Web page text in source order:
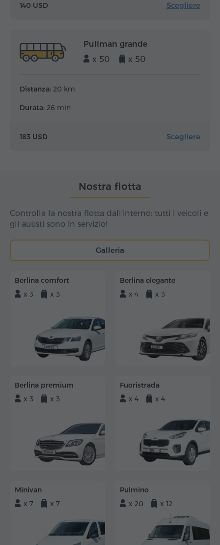
140 USD Scegliere
Pullman grande
x 50
x 50
Distanza: 20 km
Durata: 26 min
183 USD Scegliere
Nostra flotta
Controlla la nostra flotta dall'interno: tutti i veicoli e
gli autisti sono in servizio!
Galleria
Berlina comfort
x 3
x 3
Berlina elegante
x 4
x 3
Berlina premium
x 3
x 3
Fuoristrada
x 4
x 4
Minivan
x 7
x 7
Pulmino
x 20
x 12